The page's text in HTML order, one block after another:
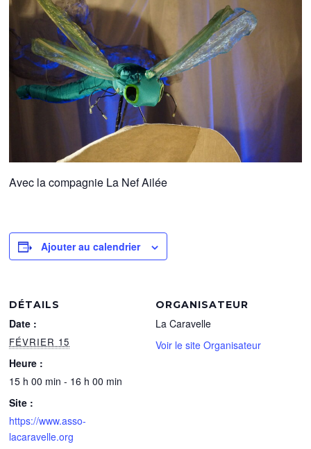
Avec la compagnie La Nef Ailée
Ajouter au calendrier
DÉTAILS
Date :
FÉVRIER 15
Heure :
15 h 00 min - 16 h 00 min
Site :
https://www.asso-
lacaravelle.org
ORGANISATEUR
La Caravelle
Voir le site Organisateur